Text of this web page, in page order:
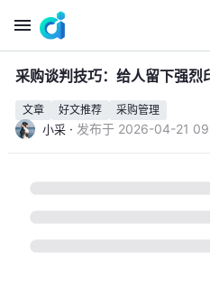
采购谈判技巧：给人留下强烈
文章 好文推荐 采购管理
小采 · 发布于 2026-04-21